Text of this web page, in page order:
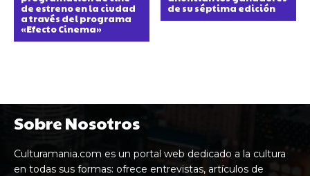
de estreno en la ciudad
a través del programa
«Efecto Cinema»
de su séptima edición
Sobre Nosotros
Culturamania.com es un portal web dedicado a la cultura
en todas sus formas: ofrece entrevistas, artículos de